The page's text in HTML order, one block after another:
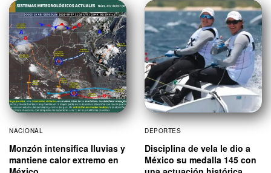
NACIONAL
Monzón intensifica lluvias y
mantiene calor extremo en
DEPORTES
Disciplina de vela le dio a
México su medalla 145 con